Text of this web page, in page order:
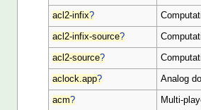
acl2-infix?
acl2-infix-source?
acl2-source?
aclock.app? Analog
acm? Multi-